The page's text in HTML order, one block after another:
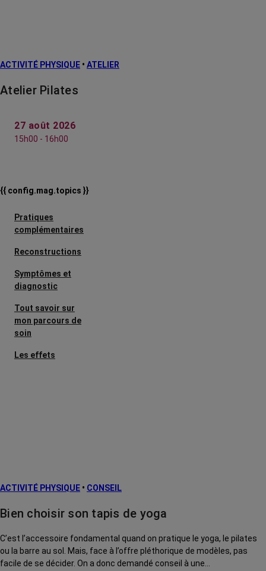
ACTIVITÉ PHYSIQUE • ATELIER
Atelier Pilates
27 août 2026
15h00 - 16h00
{{ config.mag.topics }}
Pratiques
complémentaires
Reconstructions
Symptômes et
diagnostic
Tout savoir sur
mon parcours de
soin
Les effets
Traitements
ACTIVITÉ PHYSIQUE • CONSEIL
Bien choisir son tapis de yoga
C’est l’accessoire fondamental quand on pratique le yoga, le pilates
ou la barre au sol. Mais, face à l’offre pléthorique de modèles, pas
facile de se décider. On a donc demandé conseil à une